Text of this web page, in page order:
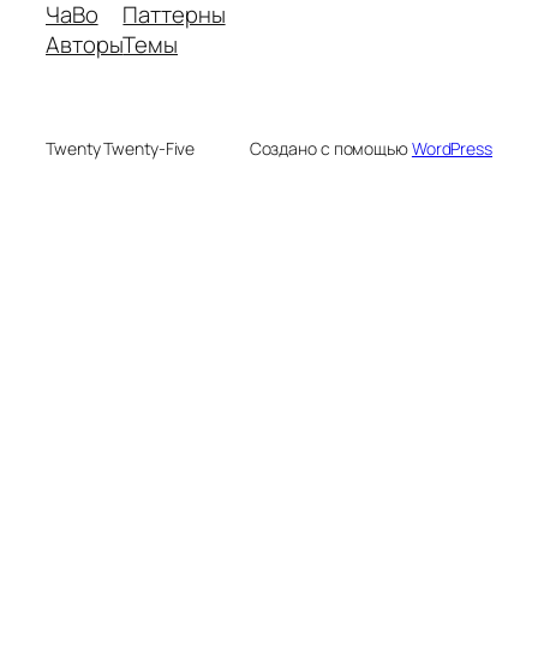
ЧаВо
Авторы
Паттерны
Темы
Twenty Twenty-Five Создано с помощьюWordPress